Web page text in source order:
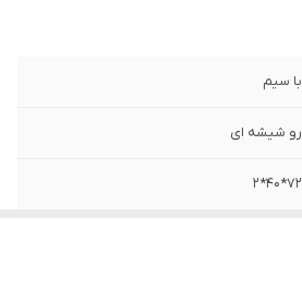
با سیم
رو شیشه ای
72*40*2